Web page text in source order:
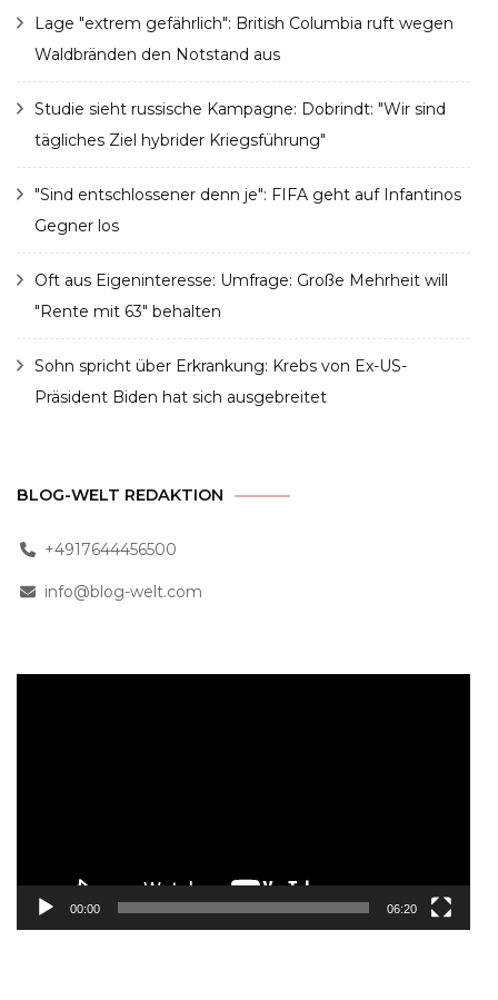
Lage "extrem gefährlich": British Columbia ruft wegen
Waldbränden den Notstand aus
Studie sieht russische Kampagne: Dobrindt: "Wir sind
tägliches Ziel hybrider Kriegsführung"
"Sind entschlossener denn je": FIFA geht auf Infantinos
Gegner los
Oft aus Eigeninteresse: Umfrage: Große Mehrheit will
"Rente mit 63" behalten
Sohn spricht über Erkrankung: Krebs von Ex-US-
Präsident Biden hat sich ausgebreitet
BLOG-WELT REDAKTION
+4917644456500
info@blog-welt.com
00:00 06:20